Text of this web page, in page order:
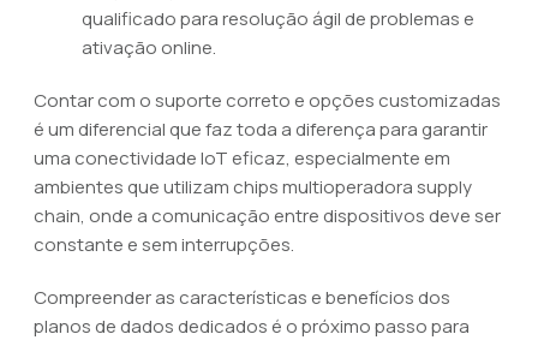
qualificado para resolução ágil de problemas e
ativação online.
Contar com o suporte correto e opções customizadas
é um diferencial que faz toda a diferença para garantir
uma conectividade IoT eficaz, especialmente em
ambientes que utilizam chips multioperadora supply
chain, onde a comunicação entre dispositivos deve ser
constante e sem interrupções.
Compreender as características e benefícios dos
planos de dados dedicados é o próximo passo para